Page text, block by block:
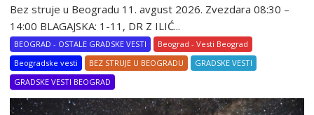
Bez struje u Beogradu 11. avgust 2026. Zvezdara 08:30 –
14:00 BLAGAJSKA: 1-11, DR Z ILIĆ...
BEOGRAD - OSTALE GRADSKE VESTI
Beograd - Vesti Beograd
Beogradske vesti
BEZ STRUJE U BEOGRADU
GRADSKE VESTI
GRADSKE VESTI BEOGRAD